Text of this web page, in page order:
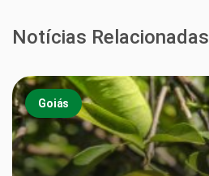
Notícias Relacionadas
Goiás